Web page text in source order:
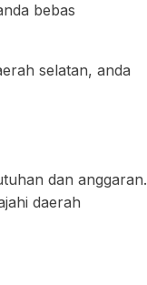
bebas
selatan, anda
dan anggaran.
daerah